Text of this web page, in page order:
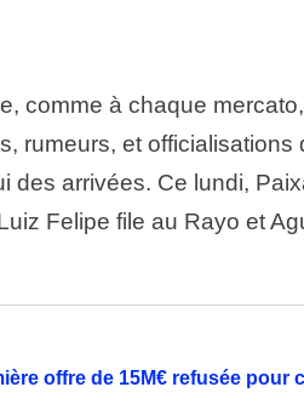
comme à chaque
rumeurs, et officialisations
des arrivées. Ce lundi,
Felipe file au Rayo et
offre de 15M€ refusée pour